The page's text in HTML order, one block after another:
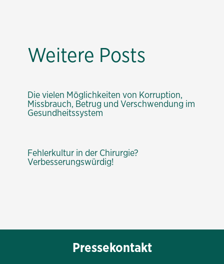
Weitere Posts
Die vielen Möglichkeiten von Korruption,
Missbrauch, Betrug und Verschwendung im
Gesundheitssystem
Fehlerkultur in der Chirurgie?
Verbesserungswürdig!
Pressekontakt